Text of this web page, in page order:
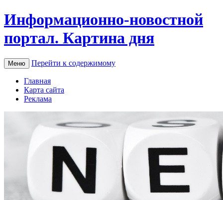
Информационно-новостной
портал. Картина дня
Меню Перейти к содержимому
Главная
Карта сайта
Реклама